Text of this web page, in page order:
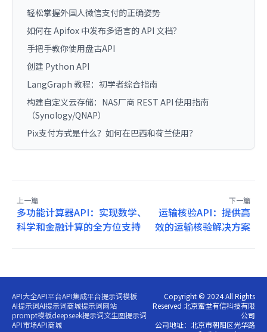
轻松掌握外国人微信支付的正确姿势
如何在 Apifox 中发布多语言的 API 文档？
手把手教你使用盘古API
创建 Python API
LangGraph 教程：初学者综合指南
构建自定义云存储：NAS厂商 REST API 使用指南
（Synology/QNAP）
Pix支付方式是什么？如何在巴西和荷兰使用？
上一篇
多功能计算器API：实现数学、
科学和金融计算的全方位支持
下一篇
运输核验API：提供高
效的运输核验解决方案
API大全API平台API集成平台提示词模板
AI提示词AI提示词商城提示词网站
prompt模板deepseek提示词文生图提示词
API市场API商城
Copyright © 2024 All Rights
Reserved 北京蜜堂有信科技有限
公司
公司地址：北京市朝阳区光华路